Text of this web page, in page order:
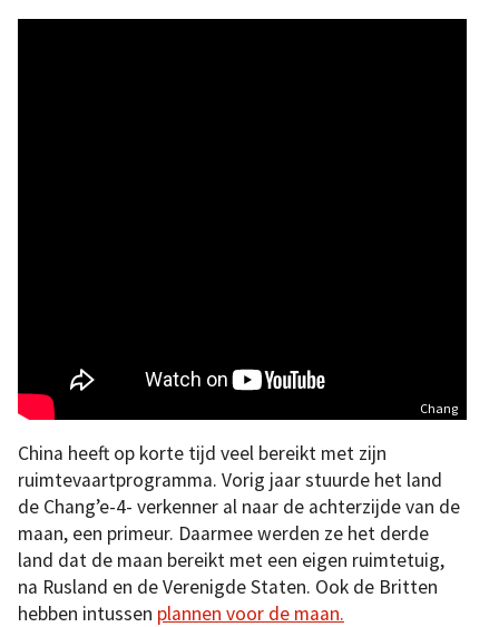
Chang
China heeft op korte tijd veel bereikt met zijn
ruimtevaartprogramma. Vorig jaar stuurde het land
de Chang’e-4- verkenner al naar de achterzijde van de
maan, een primeur. Daarmee werden ze het derde
land dat de maan bereikt met een eigen ruimtetuig,
na Rusland en de Verenigde Staten. Ook de Britten
hebben intussen plannen voor de maan.